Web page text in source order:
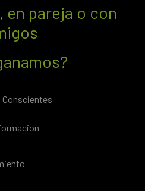
en pareja o con
Conscientes